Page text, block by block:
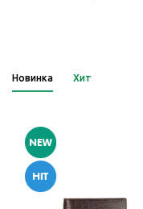
Новинка Хит